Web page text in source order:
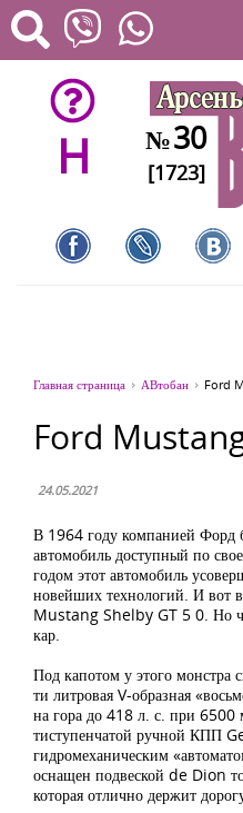
H №30
[1723]
Главная страница АВтобан Ford
Ford
24.05.2021
В 1964 году компанией Форд
автомобиль доступный по
годом этот автомобиль
новейших технологий. И вот
Mustang Shelby GT 5 0. Но
кар.
Под капотом у этого монстра
ти литровая V-образная
на гора до 418 л. с. при
тиступенчатой ручной КПП
гидромеханическим
оснащен подвеской de Dion
которая отлично держит